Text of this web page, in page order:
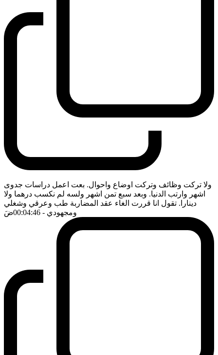
ولا تركت وظائف وتركت اوضاع واحوال. بعت اعمل دراسات جدوى
اشهر وارتب الدنيا. وبعد سبع تمن اشهر ولسه لم نكسب درهما ولا
دينارا. تقول انا قررت الغاء عقد المضاربة طب وعرقي وشغلي
ومجهودي - 00:04:46 ضَ